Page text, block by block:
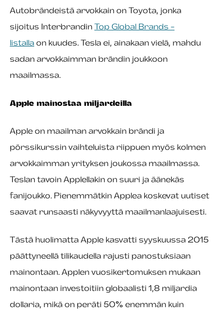
Autobrändeistä arvokkain on Toyota, jonka
sijoitus Interbrandin Top Global Brands -
listallaon kuudes. Tesla ei, ainakaan vielä, mahdu
sadan arvokkaimman brändin joukkoon
maailmassa.
Apple mainostaa miljardeilla
Apple on maailman arvokkain brändi ja
pörssikurssin vaihteluista riippuen myös kolmen
arvokkaimman yrityksen joukossa maailmassa.
Teslan tavoin Applellakin on suuri ja äänekäs
fanijoukko. Pienemmätkin Applea koskevat uutiset
saavat runsaasti näkyvyyttä maailmanlaajuisesti.
Tästä huolimatta Apple kasvatti syyskuussa 2015
päättyneellä tilikaudella rajusti panostuksiaan
mainontaan. Applen vuosikertomuksen mukaan
mainontaan investoitiin globaalisti 1,8 miljardia
dollaria, mikä on peräti 50% enemmän kuin